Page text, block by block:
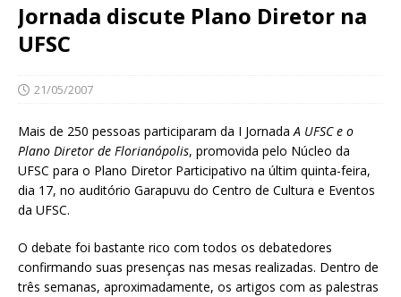
Jornada discute Plano Diretor na
UFSC
21/05/2007
Mais de 250 pessoas participaram da I JornadaA UFSC e o
Plano Diretor de Florianópolis, promovida pelo Núcleo da
UFSC para o Plano Diretor Participativo na últim quinta-feira,
dia 17, no auditório Garapuvu do Centro de Cultura e Eventos
da UFSC.
O debate foi bastante rico com todos os debatedores
confirmando suas presenças nas mesas realizadas. Dentro de
três semanas, aproximadamente, os artigos com as palestras